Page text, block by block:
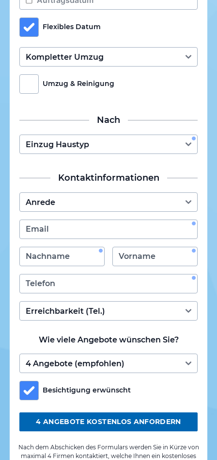
Flexibles Datum
Umzug & Reinigung
Nach
Kontaktinformationen
Wie viele Angebote wünschen Sie?
Besichtigung erwünscht
4 ANGEBOTE KOSTENLOS ANFORDERN
Nach dem Abschicken des Formulars werden Sie in Kürze von
maximal 4 Firmen kontaktiert, welche Ihnen ein kostenloses